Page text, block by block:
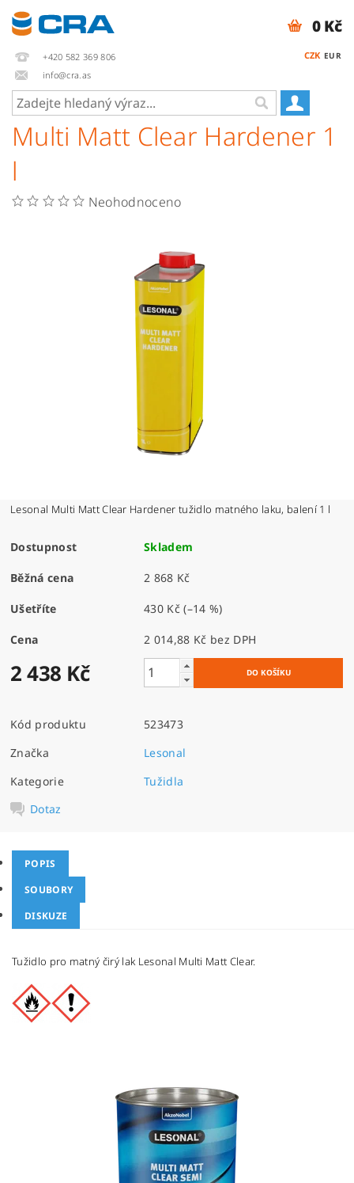
+420 582 369 806
info@cra.as
CZK EUR
0 Kč
Multi Matt Clear Hardener 1
l
Neohodnoceno
Lesonal Multi Matt Clear Hardener tužidlo matného laku, balení 1 l
Dostupnost Skladem
Běžná cena 2 868 Kč
Ušetříte 430 Kč(–14 %)
Cena 2 014,88 Kč bez DPH
2 438 Kč
Kód produktu
523473
Značka
Lesonal
Kategorie
Tužidla
Dotaz
POPIS
SOUBORY
DISKUZE
Tužidlo pro matný čirý lak Lesonal Multi Matt Clear.